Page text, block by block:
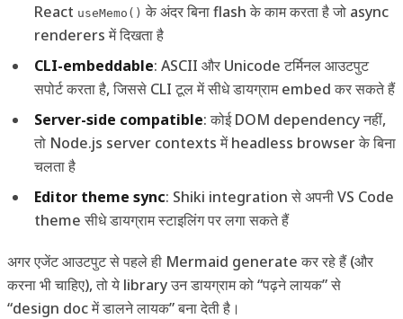
React useMemo() के अंदर बिना flash के काम करता है जो async
renderers में दिखता है
CLI-embeddable: ASCII और Unicode टर्मिनल आउटपुट
सपोर्ट करता है, जिससे CLI टूल में सीधे डायग्राम embed कर सकते हैं
Server-side compatible: कोई DOM dependency नहीं,
तो Node.js server contexts में headless browser के बिना
चलता है
Editor theme sync: Shiki integration से अपनी VS Code
theme सीधे डायग्राम स्टाइलिंग पर लगा सकते हैं
अगर एजेंट आउटपुट से पहले ही Mermaid generate कर रहे हैं (और
करना भी चाहिए), तो ये library उन डायग्राम को “पढ़ने लायक” से
“design doc में डालने लायक” बना देती है।